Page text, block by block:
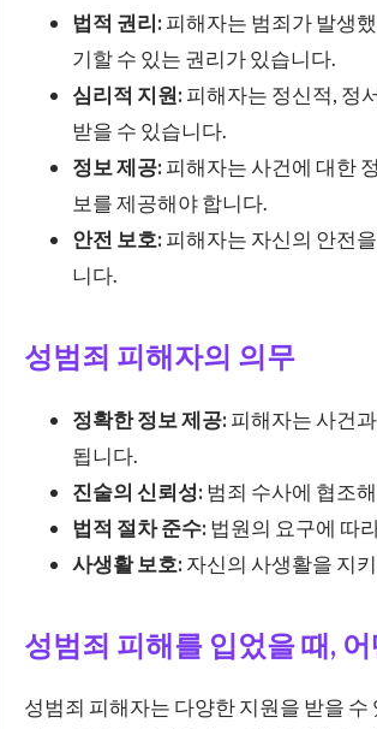
법적 권리: 피해자는 범죄가 발생
기할 수 있는 권리가 있습니다.
심리적 지원: 피해자는 정신적, 정
받을 수 있습니다.
정보 제공: 피해자는 사건에 대한
보를 제공해야 합니다.
안전 보호: 피해자는 자신의 안전
니다.
성범죄 피해자의 의무
정확한 정보 제공: 피해자는 사건
됩니다.
진술의 신뢰성: 범죄 수사에 협조
법적 절차 준수: 법원의 요구에 따
사생활 보호: 자신의 사생활을 지
성범죄 피해를 입었을 때,
성범죄 피해자는 다양한 지원을 받을